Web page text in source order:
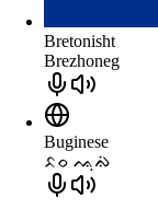
Bretonisht
Brezhoneg
Buginese
ᨅᨔ ᨕᨘᨁᨗ